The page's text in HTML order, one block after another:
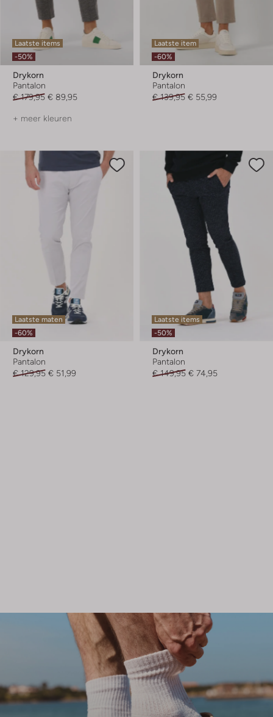
Laatste items
-50%
Drykorn
Pantalon
€ 179,95 € 89,95
+ meer kleuren
Laatste item
-60%
Drykorn
Pantalon
€ 139,95 € 55,99
Laatste maten
-60%
Drykorn
Pantalon
€ 129,95 € 51,99
Laatste items
-50%
Drykorn
Pantalon
€ 149,95 € 74,95